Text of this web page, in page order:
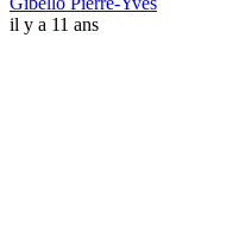
il y a 11 ans